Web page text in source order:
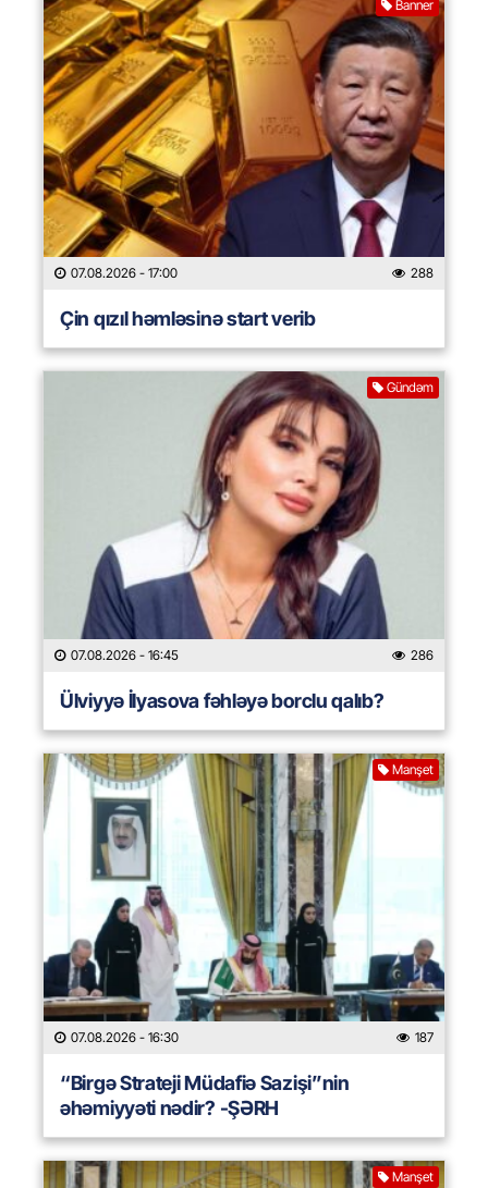
Banner
07.08.2026 - 17:00 288
Çin qızıl həmləsinə start verib
Gündəm
07.08.2026 - 16:45 286
Ülviyyə İlyasova fəhləyə borclu qalıb?
Manşet
07.08.2026 - 16:30 187
“Birgə Strateji Müdafiə Sazişi”nin
əhəmiyyəti nədir? -ŞƏRH
Manşet